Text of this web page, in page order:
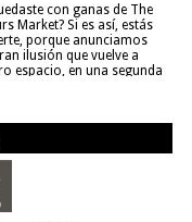
con ganas de The
Market? Si es así, estás
porque anunciamos
ilusión que vuelve a
espacio, en una segunda